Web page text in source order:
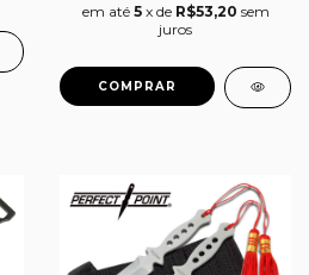
em até 5 x de R$53,20 sem
juros